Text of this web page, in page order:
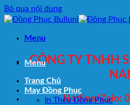
Bỏ qua nội dung
Menu
CÔNG TY TNHH
Hotline/Zalo:
Menu
Trang Chủ
May Đồng Phục
In Thêu Đồng Phục